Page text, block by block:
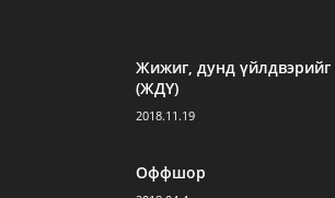
Жижиг, дунд үйлдвэрийг
(ЖДҮ)
2018.11.19
Оффшор